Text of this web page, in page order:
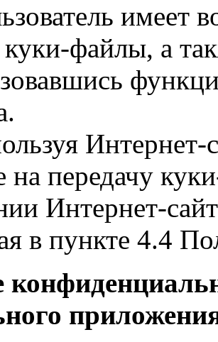
имеет
файлы, а
Интернет-
на передачу
Интернет-
в пункте 4.4